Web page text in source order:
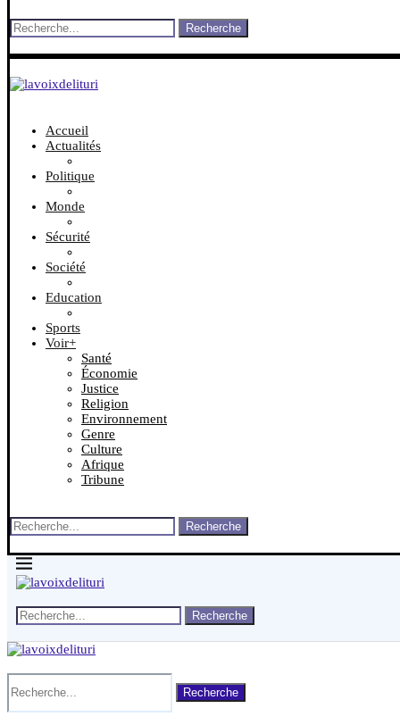
Recherche
Accueil
Actualités
Politique
Monde
Sécurité
Société
Education
Sports
Voir+
Santé
Économie
Justice
Religion
Environnement
Genre
Culture
Afrique
Tribune
Recherche
Recherche
Recherche